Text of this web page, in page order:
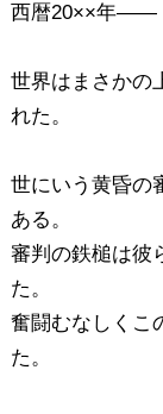
西暦20××年――
世界はまさかの
れた。
世にいう黄昏の
ある。
審判の鉄槌は彼
た。
奮闘むなしくこ
た。